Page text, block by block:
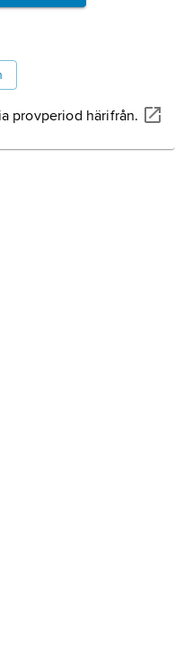
provperiod härifrån.